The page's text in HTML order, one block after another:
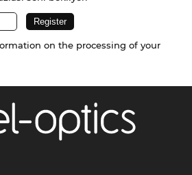
on the processing of your